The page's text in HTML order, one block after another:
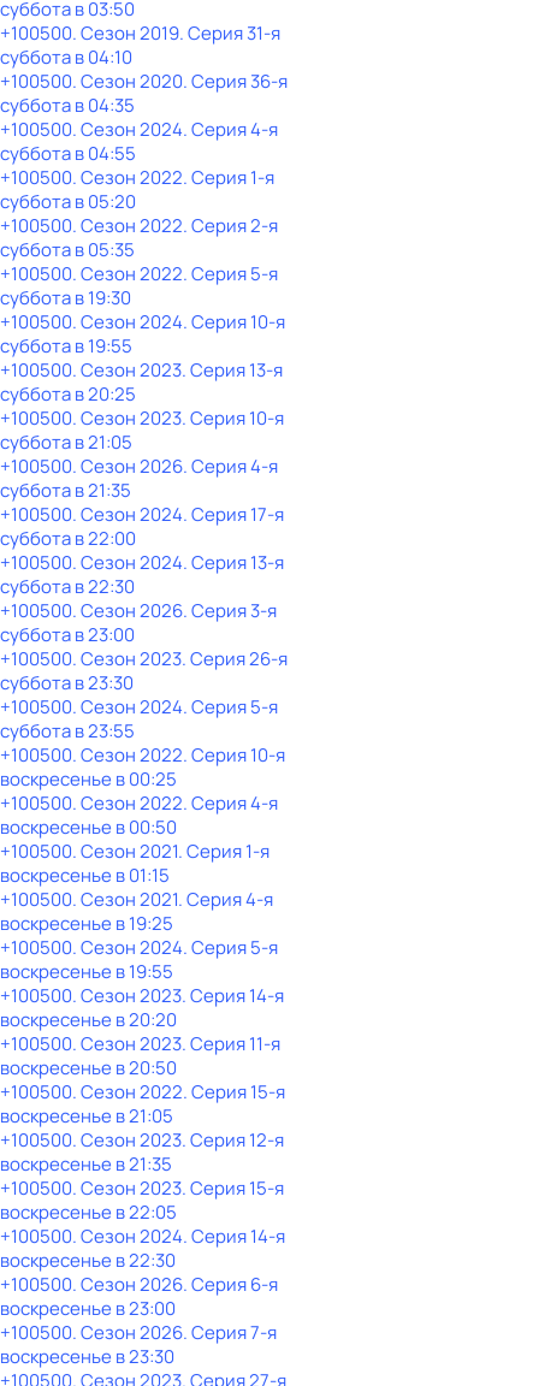
субботав03:50
+100500. Сезон 2019. Серия 31-я
субботав04:10
+100500. Сезон 2020. Серия 36-я
субботав04:35
+100500. Сезон 2024. Серия 4-я
субботав04:55
+100500. Сезон 2022. Серия 1-я
субботав05:20
+100500. Сезон 2022. Серия 2-я
субботав05:35
+100500. Сезон 2022. Серия 5-я
субботав19:30
+100500. Сезон 2024. Серия 10-я
субботав19:55
+100500. Сезон 2023. Серия 13-я
субботав20:25
+100500. Сезон 2023. Серия 10-я
субботав21:05
+100500. Сезон 2026. Серия 4-я
субботав21:35
+100500. Сезон 2024. Серия 17-я
субботав22:00
+100500. Сезон 2024. Серия 13-я
субботав22:30
+100500. Сезон 2026. Серия 3-я
субботав23:00
+100500. Сезон 2023. Серия 26-я
субботав23:30
+100500. Сезон 2024. Серия 5-я
субботав23:55
+100500. Сезон 2022. Серия 10-я
воскресенье в00:25
+100500. Сезон 2022. Серия 4-я
воскресенье в00:50
+100500. Сезон 2021. Серия 1-я
воскресенье в01:15
+100500. Сезон 2021. Серия 4-я
воскресенье в19:25
+100500. Сезон 2024. Серия 5-я
воскресенье в19:55
+100500. Сезон 2023. Серия 14-я
воскресенье в20:20
+100500. Сезон 2023. Серия 11-я
воскресенье в20:50
+100500. Сезон 2022. Серия 15-я
воскресенье в21:05
+100500. Сезон 2023. Серия 12-я
воскресенье в21:35
+100500. Сезон 2023. Серия 15-я
воскресенье в22:05
+100500. Сезон 2024. Серия 14-я
воскресенье в22:30
+100500. Сезон 2026. Серия 6-я
воскресенье в23:00
+100500. Сезон 2026. Серия 7-я
воскресенье в23:30
+100500. Сезон 2023. Серия 27-я